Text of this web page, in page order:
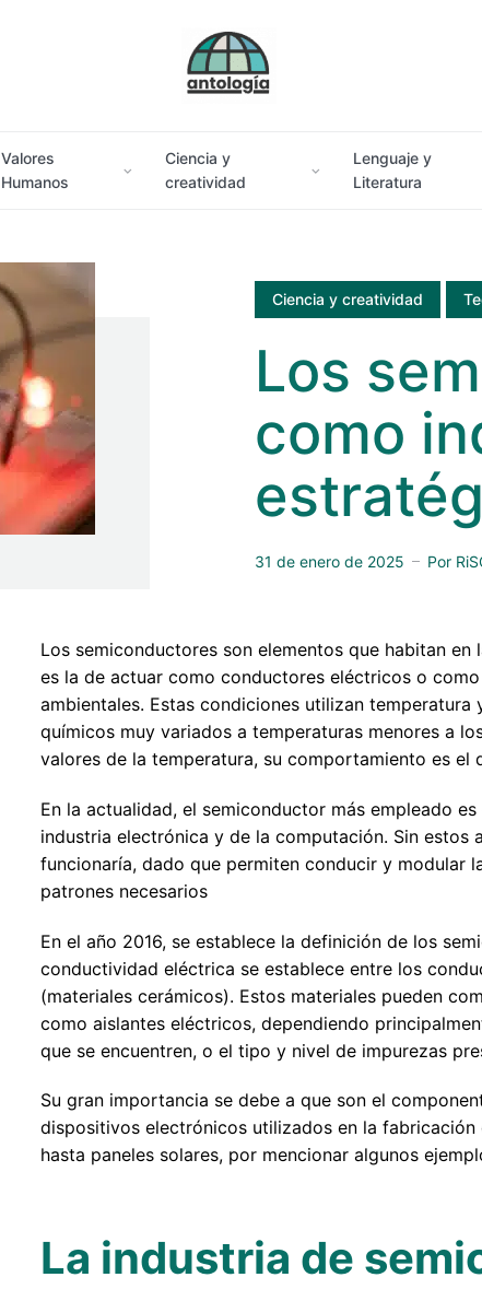
Valores
Humanos
Ciencia y
creatividad
Lenguaje y
Literatura
Ciencia y creatividad
Los
como
31 de enero de 2025 Por
Los semiconductores son elementos que habitan
es la de actuar como conductores eléctricos o
ambientales. Estas condiciones utilizan
químicos muy variados a temperaturas menores a
valores de la temperatura, su comportamiento es el
En la actualidad, el semiconductor más empleado
industria electrónica y de la computación. Sin estos
funcionaría, dado que permiten conducir y modular
patrones necesarios
En el año 2016, se establece la definición de los
conductividad eléctrica se establece entre los
(materiales cerámicos). Estos materiales pueden
como aislantes eléctricos, dependiendo
que se encuentren, o el tipo y nivel de impurezas
Su gran importancia se debe a que son el
dispositivos electrónicos utilizados en la
hasta paneles solares, por mencionar algunos
La industria de